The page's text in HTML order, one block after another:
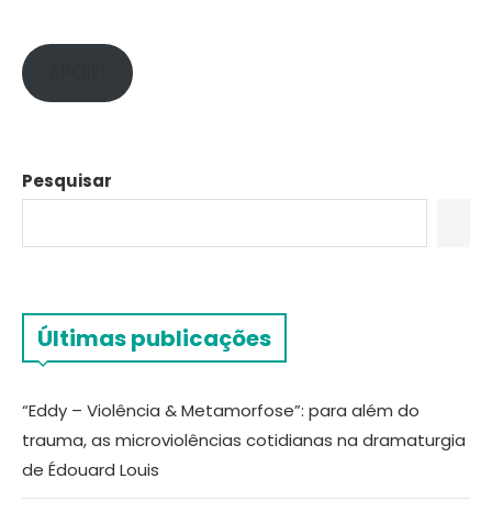
Pesquisar
Últimas publicações
“Eddy – Violência & Metamorfose”: para além do
trauma, as microviolências cotidianas na dramaturgia
de Édouard Louis